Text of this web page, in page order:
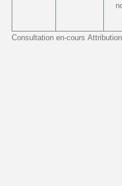
Consultation en-cours